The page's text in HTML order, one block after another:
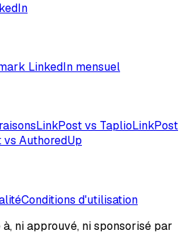
LinkedIn mensuel
LinkPost vs TaplioLinkPost
vs AuthoredUp
Conditions d'utilisation
ni approuvé, ni sponsorisé par